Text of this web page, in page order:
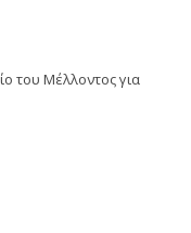
του Μέλλοντος για